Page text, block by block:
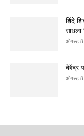
शिंदे
साधला
ऑगस्ट
देवेंद्र
ऑगस्ट